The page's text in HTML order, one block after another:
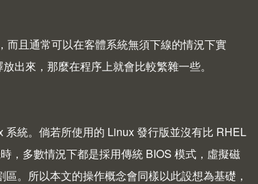
且通常可以在客體系統無須下線的情況下實
出來，那麼在程序上就會比較繁雜一些。
統。倘若所使用的 Linux 發行版並沒有比 RHEL
，多數情況下都是採用傳統 BIOS 模式，虛擬磁
。所以本文的操作概念會同樣以此設想為基礎，